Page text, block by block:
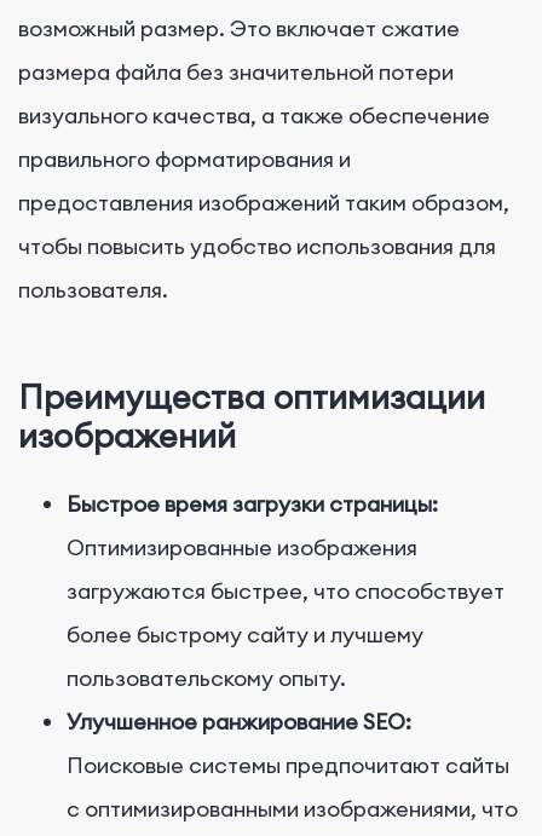
возможный размер. Это включает сжатие
размера файла без значительной потери
визуального качества, а также обеспечение
правильного форматирования и
предоставления изображений таким образом,
чтобы повысить удобство использования для
пользователя.
Преимущества оптимизации
изображений
Быстрое время загрузки страницы:
Оптимизированные изображения
загружаются быстрее, что способствует
более быстрому сайту и лучшему
пользовательскому опыту.
Улучшенное ранжирование SEO:
Поисковые системы предпочитают сайты
с оптимизированными изображениями, что